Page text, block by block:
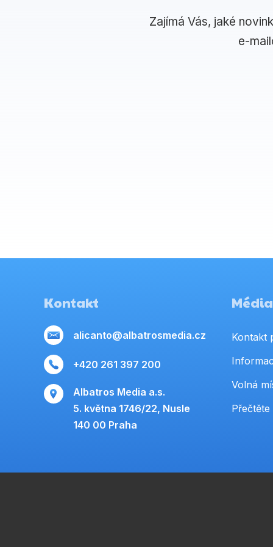
Zajímá Vás, jaké
e-
Kontakt
alicanto@albatrosmedia.cz
+420 261 397 200
Albatros Media a.s.
5. května 1746/22, Nusle
140 00 Praha
Kontakt
Volná